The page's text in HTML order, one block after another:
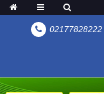
02177828222